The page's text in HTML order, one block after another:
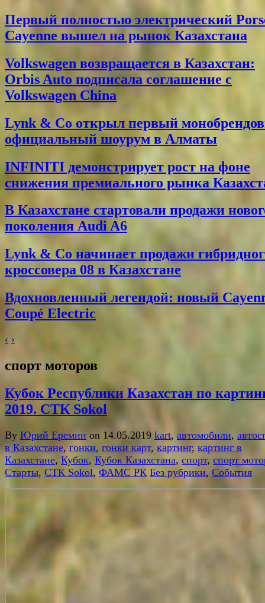
Первый полностью электрический
Cayenne вышел на рынок Казахстана
Volkswagen возвращается в Казахстан:
Orbis Auto подписала соглашение с
Volkswagen China
Lynk & Co открыл первый
официальный шоурум в Алматы
INFINITI демонстрирует рост на фоне
снижения премиального рынка
В Казахстане стартовали продажи
поколения Audi A6
Lynk & Co начинает продажи
кроссовера 08 в Казахстане
Вдохновленный легендой: новый
Coupé Electric
‹ ›
спорт моторов
Кубок Республики Казахстан по
2019. СТК Sokol
By Юрий Еремин on 14.05.2019 kart, автомобили,
в Казахстане, гонки, гонки карт, картинг, картинг в
Казахстане, Кубок, Кубок Казахстана, спорт, спорт
Старты, СТК Sokol, ФАМС РК Без рубрики, События